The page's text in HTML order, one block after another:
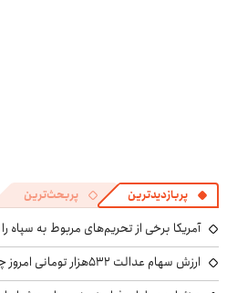
پربازدیدترین پربحث‌ترین
آمریکا برخی از تحریم‌های مربوط به سپاه
ارزش سهام عدالت ۵۳۲هزار تومانی امروز چهارشنبه ۱۴ مرداد